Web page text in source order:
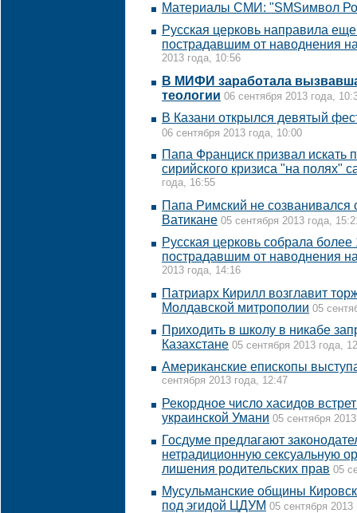
Материалы СМИ: "SMSимвол
Русская церковь направила
пострадавшим от наводнения
2013 года, 10:56
В МИФИ заработала
теологии 06 сентября 2013 года,
В Казани открылся девятый
06 сентября 2013 года, 10:00
Папа Франциск призвал искать
сирийского кризиса "на полях"
года, 16:55
Папа Римский не созванивался
Ватикане 05 сентября 2013 года,
Русская церковь собрала
пострадавшим от наводнения
2013 года, 14:16
Патриарх Кирилл возглавит
Молдавской митрополии 05
Приходить в школу в никабе
Казахстане 05 сентября 2013 года,
Американские епископы
сентября 2013 года, 12:47
Рекордное число хасидов
украинской Умани 05 сентября
Госдуме предлагают
нетрадиционную сексуальную
лишения родительских прав 05
Мусульманские общины
под эгидой ЦДУМ 05 сентября 2013